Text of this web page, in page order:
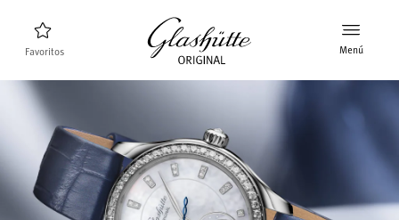
Favoritos Menú
Buscador de relojes Nuevos relojes
Colección
Descubra la colección